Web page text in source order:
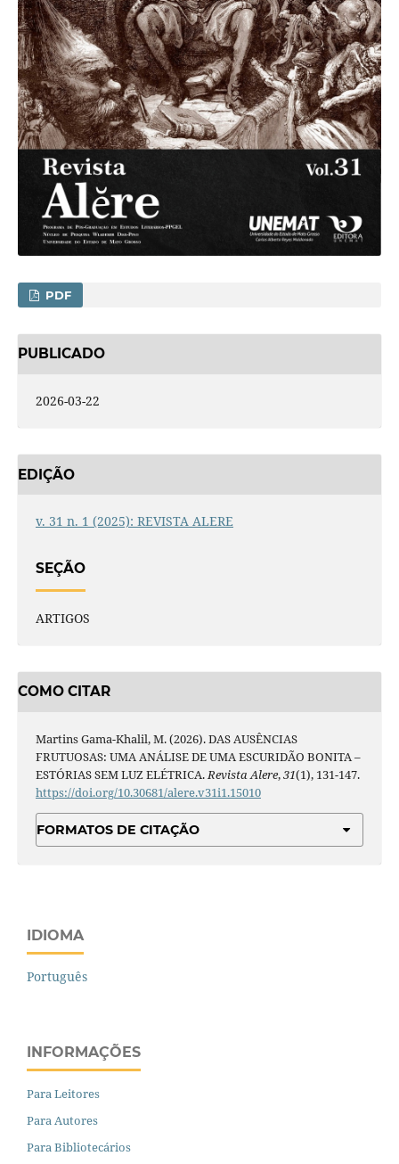
PDF
PUBLICADO
2026-03-22
EDIÇÃO
v. 31 n. 1 (2025): REVISTA ALERE
SEÇÃO
ARTIGOS
COMO CITAR
Martins Gama-Khalil, M. (2026). DAS AUSÊNCIAS
FRUTUOSAS: UMA ANÁLISE DE UMA ESCURIDÃO BONITA –
ESTÓRIAS SEM LUZ ELÉTRICA.Revista Alere,31(1), 131-147.
https://doi.org/10.30681/alere.v31i1.15010
FORMATOS DE CITAÇÃO
IDIOMA
Português
INFORMAÇÕES
Para Leitores
Para Autores
Para Bibliotecários